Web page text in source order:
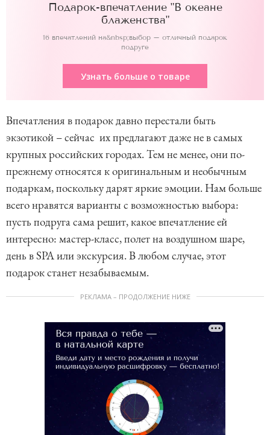
Подарок-впечатление "В океане
блаженства"
16 впечатлений на&nbsp;выбор – отличный подарок
подруге
Узнать больше о товаре
Впечатления в подарок давно перестали быть
экзотикой – сейчас их предлагают даже не в самых
крупных российских городах. Тем не менее, они по-
прежнему относятся к оригинальным и необычным
подаркам, поскольку дарят яркие эмоции. Нам больше
всего нравятся варианты с возможностью выбора:
пусть подруга сама решит, какое впечатление ей
интересно: мастер-класс, полет на воздушном шаре,
день в SPA или экскурсия. В любом случае, этот
подарок станет незабываемым.
РЕКЛАМА – ПРОДОЛЖЕНИЕ НИЖЕ